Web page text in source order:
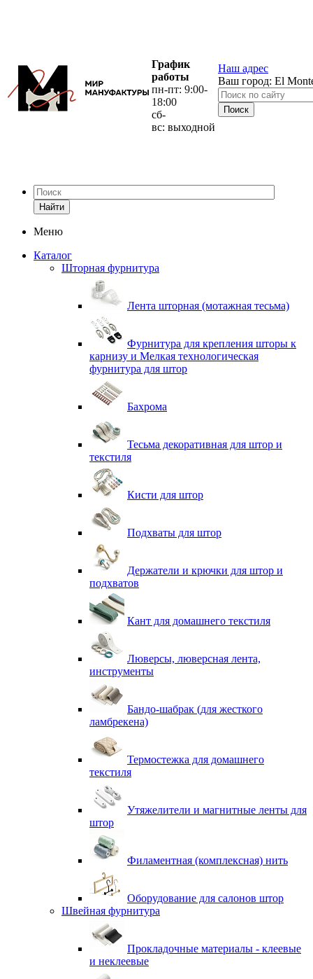
График
работы
пн-пт: 9:00-
18:00
сб-
вс: выходной
Наш адрес
Ваш город: El
Найти
Меню
Каталог
Шторная фурнитура
Лента шторная (мотажная тесьма)
Фурнитура для крепления шторы к
карнизу и Мелкая технологическая
фурнитура для штор
Бахрома
Тесьма декоративная для штор и
текстиля
Кисти для штор
Подхваты для штор
Держатели и крючки для штор и
подхватов
Кант для домашнего текстиля
Люверсы, люверсная лента,
инструменты
Бандо-шабрак (для жесткого
ламбрекена)
Термостежка для домашнего
текстиля
Утяжелители и магнитные ленты для
штор
Филаментная (комплексная) нить
Оборудование для салонов штор
Швейная фурнитура
Прокладочные материалы - клеевые
и неклеевые